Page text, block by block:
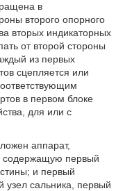
в
второго опорного
вторых индикаторных
от второй стороны
из первых
сцепляется или
в первом блоке
для или с
аппарат,
первый
и первый
сальника, первый